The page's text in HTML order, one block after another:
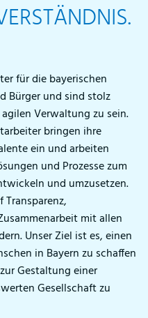
für die bayerischen
Bürger und sind stolz
Verwaltung zu sein.
bringen ihre
ein und arbeiten
und Prozesse zum
und umzusetzen.
mit allen
Unser Ziel ist es, einen
in Bayern zu schaffen
Gestaltung einer
Gesellschaft zu